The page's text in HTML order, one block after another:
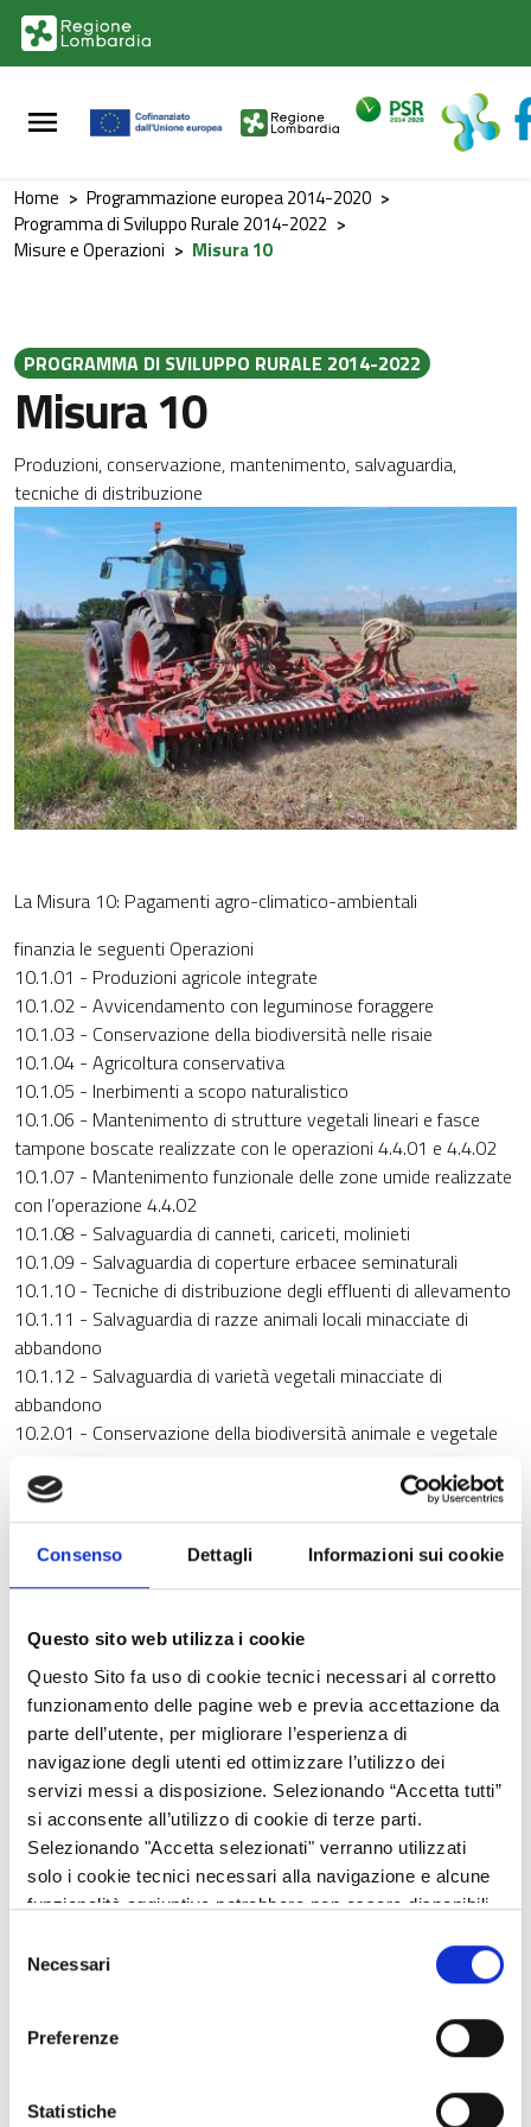
Consenso Dettagli Informazioni sui cookie
Questo sito web utilizza i cookie
Questo Sito fa uso di cookie tecnici necessari al corretto
funzionamento delle pagine web e previa accettazione da
parte dell’utente, per migliorare l’esperienza di
navigazione degli utenti ed ottimizzare l’utilizzo dei
servizi messi a disposizione. Selezionando “Accetta tutti”
si acconsente all’utilizzo di cookie di terze parti.
Selezionando "Accetta selezionati" verranno utilizzati
solo i cookie tecnici necessari alla navigazione e alcune
funzionalità aggiuntive potrebbero non essere disponibili.
delNecessari
Preferenze
Statistiche
Vai al contenuto principale
Vai al footer
Home > Programmazione europea 2014-2020 >
Programma di Sviluppo Rurale 2014-2022 >
Misure e Operazioni > Misura 10
PROGRAMMA DI SVILUPPO RURALE 2014-2022
Misura 10
Produzioni, conservazione, mantenimento, salvaguardia,
tecniche di distribuzione
La Misura 10: Pagamenti agro-climatico-ambientali
finanzia le seguenti Operazioni
10.1.01 - Produzioni agricole integrate
10.1.02 - Avvicendamento con leguminose foraggere
10.1.03 - Conservazione della biodiversità nelle risaie
10.1.04 - Agricoltura conservativa
10.1.05 - Inerbimenti a scopo naturalistico
10.1.06 - Mantenimento di strutture vegetali lineari e fasce
tampone boscate realizzate con le operazioni 4.4.01 e 4.4.02
10.1.07 - Mantenimento funzionale delle zone umide realizzate
con l’operazione 4.4.02
10.1.08 - Salvaguardia di canneti, cariceti, molinieti
10.1.09 - Salvaguardia di coperture erbacee seminaturali
10.1.10 - Tecniche di distribuzione degli effluenti di allevamento
10.1.11 - Salvaguardia di razze animali locali minacciate di
abbandono
10.1.12 - Salvaguardia di varietà vegetali minacciate di
abbandono
10.2.01 - Conservazione della biodiversità animale e vegetale
Operazione 10.1.01 - PRODUZIONI AGRICOLE
INTEGRATE
Operazione 10.1.02 - AVVICENDAMENTO CON
LEGUMINOSE FORAGGERE
Operazione 10.1.03 - CONSERVAZIONE DELLA
BIODIVERSITÀ NELLE RISAIE
CONSERVATIVA
Operazione 10.1.05 - INERBIMENTI A SCOPO